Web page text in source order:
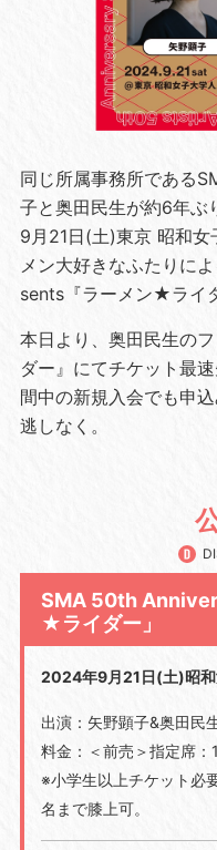
同じ所属事務所である
子と奥田民生が約6年ぶ
9月21日(土)東京 昭和
メン大好きなふたりに
sents『ラーメン★ライ
本日より、奥田民生の
ダー』にてチケット最
間中の新規入会でも申
逃しなく。
SMA 50th
★ライダー」
2024年9月21日(土)昭
出演：矢野顕子&奥田民
料金：＜前売＞指定席
※小学生以上チケット必
名まで膝上可。